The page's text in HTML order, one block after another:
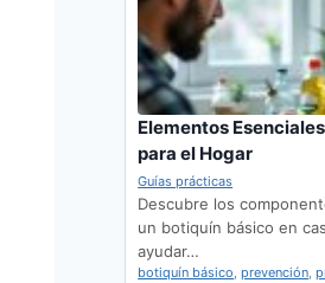
Elementos
para el Hogar
Guías prácticas
Descubre los
un botiquín básico en
ayudar…
botiquín básico,prevención,